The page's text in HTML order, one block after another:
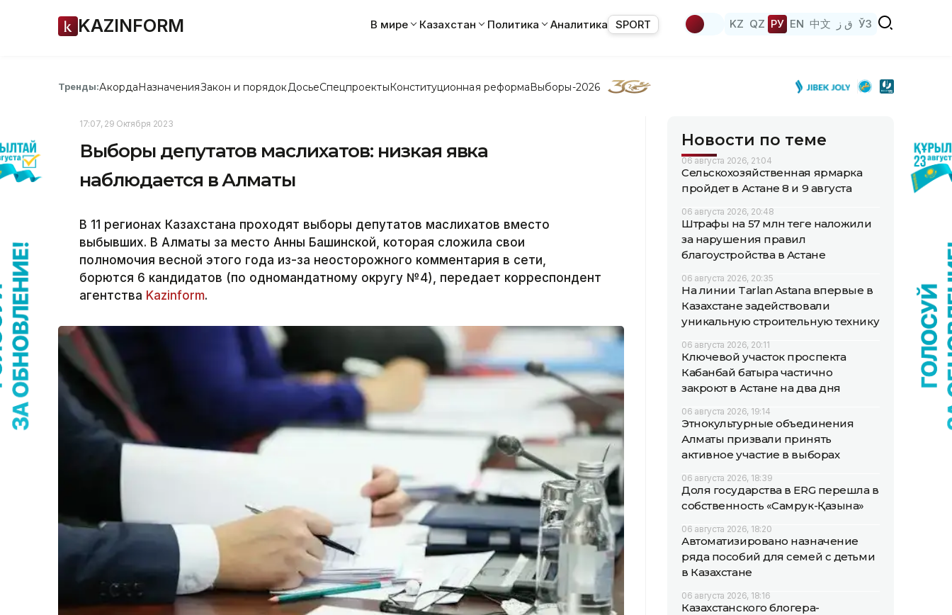
KAZINFORM В мире Казахстан Политика Аналитика SPORT KZ QZ РУ EN 中文 ق ز ЎЗ
Тренды:АкордаНазначенияЗакон и порядок ДосьеСпецпроектыКонституционная реформаВыборы-2026
17:07, 29 Октября 2023
Выборы депутатов маслихатов: низкая явка
наблюдается в Алматы
В 11 регионах Казахстана проходят выборы депутатов маслихатов вместо
выбывших. В Алматы за место Анны Башинской, которая сложила свои
полномочия весной этого года из-за неосторожного комментария в сети,
борются 6 кандидатов (по одномандатному округу №4), передает корреспондент
агентства Kazinform.
Новости по теме
06 августа 2026, 21:04
Сельскохозяйственная ярмарка
пройдет в Астане 8 и 9 августа
06 августа 2026, 20:48
Штрафы на 57 млн теңге наложили
за нарушения правил
благоустройства в Астане
06 августа 2026, 20:35
На линии Tarlan Astana впервые в
Казахстане задействовали
уникальную строительную технику
06 августа 2026, 20:11
Ключевой участок проспекта
Кабанбай батыра частично
закроют в Астане на два дня
06 августа 2026, 19:14
Этнокультурные объединения
Алматы призвали принять
активное участие в выборах
06 августа 2026, 18:39
Доля государства в ERG перешла в
собственность «Самрук-Қазына»
06 августа 2026, 18:20
Автоматизировано назначение
ряда пособий для семей с детьми
в Казахстане
06 августа 2026, 18:16
Казахстанского блогера-